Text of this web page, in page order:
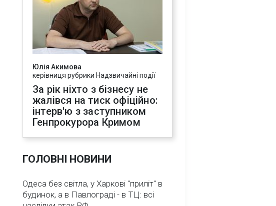
Юлія Акимова
керівниця рубрики Надзвичайні події
За рік ніхто з бізнесу не
жалівся на тиск офіційно:
інтерв'ю з заступником
Генпрокурора Кримом
ГОЛОВНІ НОВИНИ
Одеса без світла, у Харкові "приліт" в
будинок, а в Павлограді - в ТЦ: всі